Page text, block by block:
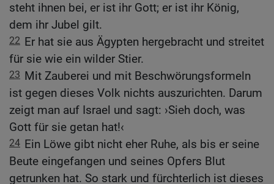
steht ihnen bei, er ist ihr Gott; er ist ihr König,
dem ihr Jubel gilt.
22 Er hat sie aus Ägypten hergebracht und streitet
für sie wie ein wilder Stier.
23 Mit Zauberei und mit Beschwörungsformeln
ist gegen dieses Volk nichts auszurichten. Darum
zeigt man auf Israel und sagt: ›Sieh doch, was
Gott für sie getan hat!‹
24 Ein Löwe gibt nicht eher Ruhe, als bis er seine
Beute eingefangen und seines Opfers Blut
getrunken hat. So stark und fürchterlich ist dieses